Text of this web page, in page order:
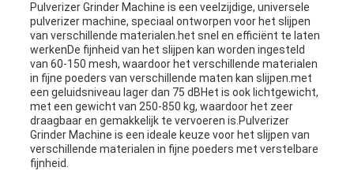
Pulverizer Grinder Machine is een veelzijdige, universele
pulverizer machine, speciaal ontworpen voor het slijpen
van verschillende materialen.het snel en efficiënt te laten
werkenDe fijnheid van het slijpen kan worden ingesteld
van 60-150 mesh, waardoor het verschillende materialen
in fijne poeders van verschillende maten kan slijpen.met
een geluidsniveau lager dan 75 dBHet is ook lichtgewicht,
met een gewicht van 250-850 kg, waardoor het zeer
draagbaar en gemakkelijk te vervoeren is.Pulverizer
Grinder Machine is een ideale keuze voor het slijpen van
verschillende materialen in fijne poeders met verstelbare
fijnheid.